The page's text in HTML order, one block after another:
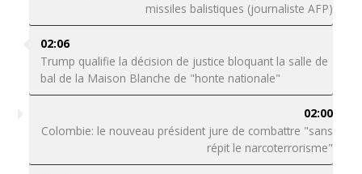
missiles balistiques (journaliste AFP)
02:06
Trump qualifie la décision de justice bloquant la salle de
bal de la Maison Blanche de "honte nationale"
02:00
Colombie: le nouveau président jure de combattre "sans
répit le narcoterrorisme"